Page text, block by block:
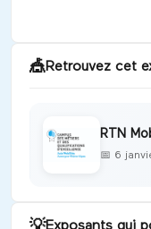
🎪Retrouvez cet
RTN
📅 6